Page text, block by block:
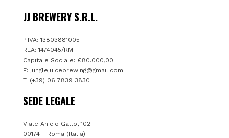
JJ BREWERY S.R.L.
P.IVA: 13803881005
REA: 1474045/RM
Capitale Sociale: €80.000,00
E: junglejuicebrewing@gmail.com
T: (+39) 06 7839 3830
SEDE LEGALE
Viale Anicio Gallo, 102
00174 - Roma (Italia)